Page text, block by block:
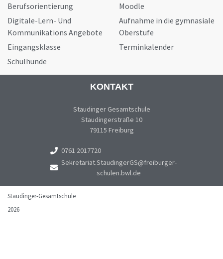
Berufsorientierung
Digitale-Lern- Und
Kommunikations Angebote
Eingangsklasse
Schulhunde
Moodle
Aufnahme in die gymnasiale
Oberstufe
Terminkalender
KONTAKT
Staudinger Gesamtschule
Staudingerstraße 10
79115 Freiburg
0761 2017720
Sekretariat.StaudingerGS@freiburger-
schulen.bwl.de
Staudinger-Gesamtschule
2026